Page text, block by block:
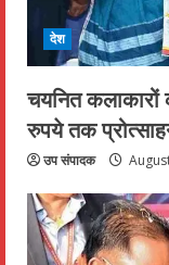
देश
चयनित कलाकारों
रुपये तक
उप संपादक